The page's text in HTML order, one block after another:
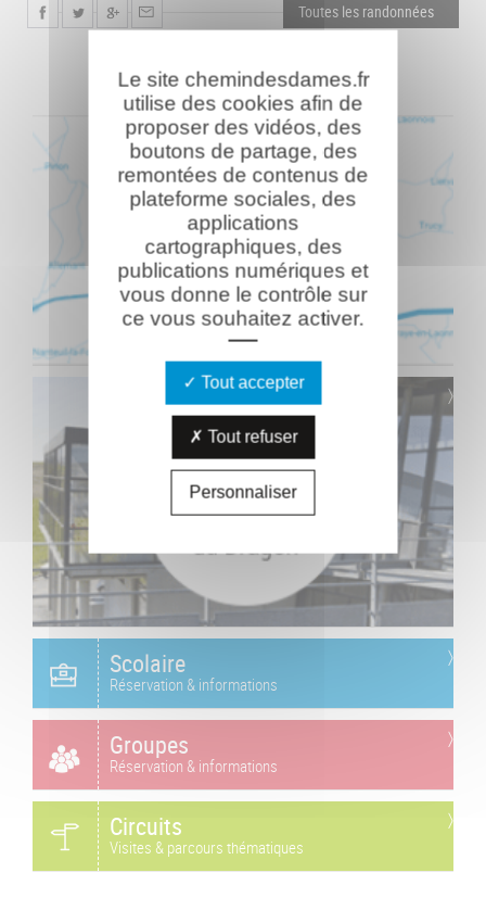
Toutes les randonnées
Scolaire
Réservation & informations
Groupes
Réservation & informations
Circuits
Visites & parcours thématiques
Le site chemindesdames.fr
utilise des cookies afin de
proposer des vidéos, des
boutons de partage, des
remontées de contenus de
plateforme sociales, des
applications
cartographiques, des
publications numériques et
vous donne le contrôle sur
ce vous souhaitez activer.
Tout accepter
Tout refuser
Personnaliser